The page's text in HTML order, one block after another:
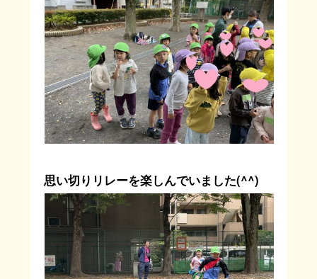
思い切りリレーを楽しんでいました(^^)